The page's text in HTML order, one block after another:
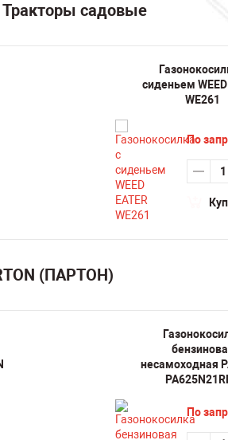
Тракторы садовые
сиденьем WEED
WE261
По
(ПАРТОН)
несамоходная
По